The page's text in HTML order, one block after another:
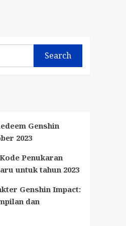
Search
Genshin
2023
Penukaran
untuk tahun 2023
Genshin Impact:
dan